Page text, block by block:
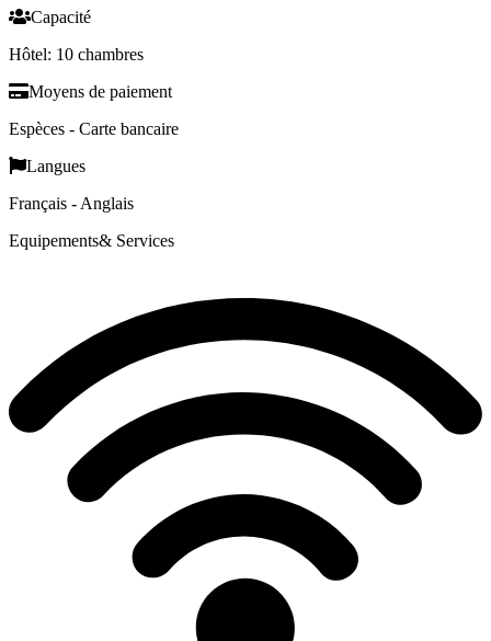
Capacité
Hôtel: 10 chambres
Moyens de paiement
Espèces - Carte bancaire
Langues
Français - Anglais
Equipements& Services